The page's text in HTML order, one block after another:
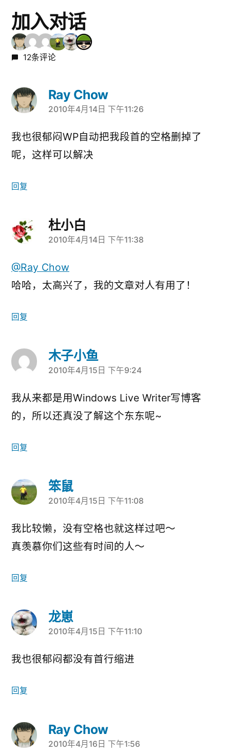
加入对话
12条评论
Ray Chow
说：
2010年4月14日 下午11:26
我也很郁闷WP自动把我段首的空格删掉了
呢，这样可以解决
回复
杜小白
说：
2010年4月14日 下午11:38
@Ray Chow
哈哈，太高兴了，我的文章对人有用了！
回复
木子小鱼
说：
2010年4月15日 下午9:24
我从来都是用Windows Live Writer写博客
的，所以还真没了解这个东东呢~
回复
笨鼠
说：
2010年4月15日 下午11:08
我比较懒，没有空格也就这样过吧～
真羡慕你们这些有时间的人～
回复
龙崽
说：
2010年4月15日 下午11:10
我也很郁闷都没有首行缩进
回复
Ray Chow
说：
2010年4月16日 下午1:56